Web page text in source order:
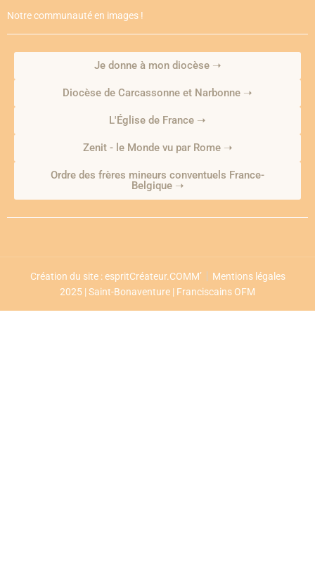
Notre communauté en images !
Je donne à mon diocèse ➝
Diocèse de Carcassonne et Narbonne ➝
L'Église de France ➝
Zenit - le Monde vu par Rome ➝
Ordre des frères mineurs conventuels France-
Belgique ➝
2025 | Saint-Bonaventure | Franciscains OFM
Création du site : espritCréateur.COMM’ Mentions légales